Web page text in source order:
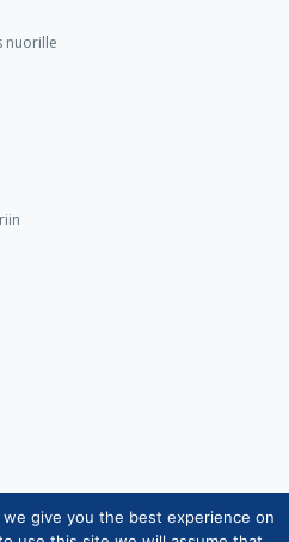
nuorille
Rotarypalvelu ry 2026 |
give you the best experience on